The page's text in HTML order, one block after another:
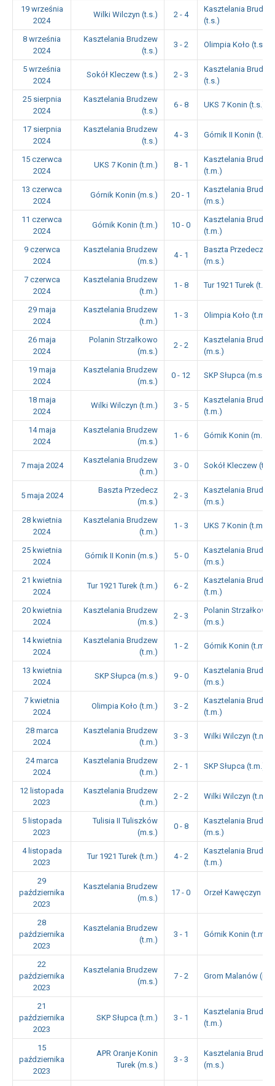
19 września
2024
Wilki Wilczyn (t.s.) 2 - 4
Kasztelania
(t.s.)
8 września
2024
Kasztelania Brudzew
(t.s.)
3 - 2 Olimpia Koło (t.s.)
5 września
2024
Sokół Kleczew (t.s.) 2 - 3
Kasztelania
(t.s.)
25 sierpnia
2024
Kasztelania Brudzew
(t.s.)
6 - 8 UKS 7 Konin (t.s.)
17 sierpnia
2024
Kasztelania Brudzew
(t.s.)
4 - 3 Górnik II Konin (t.s.)
15 czerwca
2024
UKS 7 Konin (t.m.) 8 - 1
Kasztelania
(t.m.)
13 czerwca
2024
Górnik Konin (m.s.) 20 - 1
Kasztelania
(m.s.)
11 czerwca
2024
Górnik Konin (t.m.) 10 - 0
Kasztelania
(t.m.)
9 czerwca
2024
Kasztelania Brudzew
(m.s.)
4 - 1
Baszta Przedecz
(m.s.)
7 czerwca
2024
Kasztelania Brudzew
(t.m.)
1 - 8 Tur 1921 Turek (t.m.)
29 maja
2024
Kasztelania Brudzew
(t.m.)
1 - 3 Olimpia Koło (t.m.)
26 maja
2024
Polanin Strzałkowo
(m.s.)
2 - 2
Kasztelania
(m.s.)
19 maja
2024
Kasztelania Brudzew
(m.s.)
0 - 12 SKP Słupca (m.s.)
18 maja
2024
Wilki Wilczyn (t.m.) 3 - 5
Kasztelania
(t.m.)
14 maja
2024
Kasztelania Brudzew
(m.s.)
1 - 6 Górnik Konin (m.s.)
7 maja 2024
Kasztelania Brudzew
(t.m.)
3 - 0 Sokół Kleczew
5 maja 2024
Baszta Przedecz
(m.s.)
2 - 3
Kasztelania
(m.s.)
28 kwietnia
2024
Kasztelania Brudzew
(t.m.)
1 - 3 UKS 7 Konin (t.m.)
25 kwietnia
2024
Górnik II Konin (m.s.) 5 - 0
Kasztelania
(m.s.)
21 kwietnia
2024
Tur 1921 Turek (t.m.) 6 - 2
Kasztelania
(t.m.)
20 kwietnia
2024
Kasztelania Brudzew
(m.s.)
2 - 3
Polanin Strzałkowo
(m.s.)
14 kwietnia
2024
Kasztelania Brudzew
(t.m.)
1 - 2 Górnik Konin (t.m.)
13 kwietnia
2024
SKP Słupca (m.s.) 9 - 0
Kasztelania
(m.s.)
7 kwietnia
2024
Olimpia Koło (t.m.) 3 - 2
Kasztelania
(t.m.)
28 marca
2024
Kasztelania Brudzew
(t.m.)
3 - 3 Wilki Wilczyn (t.m.)
24 marca
2024
Kasztelania Brudzew
(t.m.)
2 - 1 SKP Słupca (t.m.)
12 listopada
2023
Kasztelania Brudzew
(t.m.)
2 - 2 Wilki Wilczyn (t.m.)
5 listopada
2023
Tulisia II Tuliszków
(m.s.)
0 - 8
Kasztelania
(m.s.)
4 listopada
2023
Tur 1921 Turek (t.m.) 4 - 2
Kasztelania
(t.m.)
29
października
2023
Kasztelania Brudzew
(m.s.)
17 - 0 Orzeł Kawęczyn
28
października
2023
Kasztelania Brudzew
(t.m.)
3 - 1 Górnik Konin (t.m.)
22
października
2023
Kasztelania Brudzew
(m.s.)
7 - 2 Grom Malanów
21
października
2023
SKP Słupca (t.m.) 3 - 1
Kasztelania
(t.m.)
15
października
2023
APR Oranje Konin
Turek (m.s.)
3 - 3
Kasztelania
(m.s.)